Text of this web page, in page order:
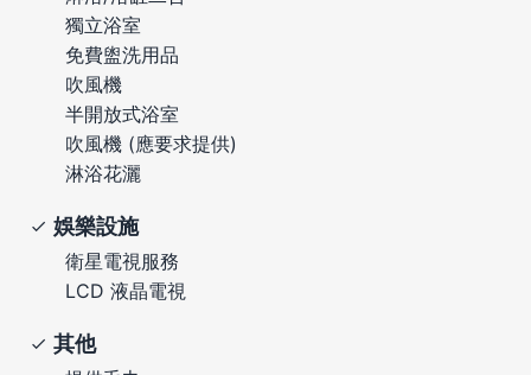
獨立浴室
免費盥洗用品
吹風機
半開放式浴室
吹風機 (應要求提供)
淋浴花灑
娛樂設施
衛星電視服務
LCD 液晶電視
其他